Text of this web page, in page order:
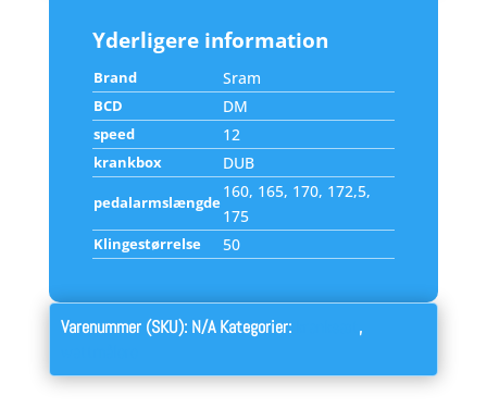
Yderligere information
Brand Sram
BCD DM
speed 12
krankbox DUB
pedalarmslængde
160, 165, 170, 172,5,
175
Klingestørrelse 50
Varenummer (SKU): N/A Kategorier:
,